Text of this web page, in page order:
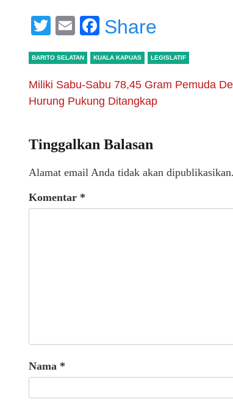
Twitter
EmailFacebook
Share
BARITO SELATAN KUALA KAPUAS LEGISLATIF
Miliki Sabu-Sabu 78,45 Gram Pemuda
Hurung Pukung Ditangkap
Tinggalkan Balasan
Alamat email Anda tidak akan dipublikasikan.
Komentar *
Nama *